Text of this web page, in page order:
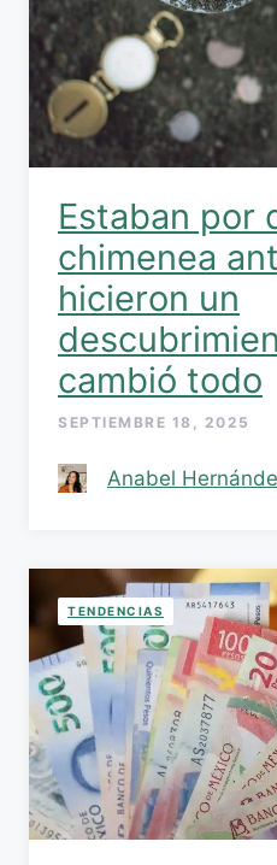
Estaban por
chimenea
hicieron un
cambió todo
SEPTIEMBRE 18, 2025
Anabel
TENDENCIAS